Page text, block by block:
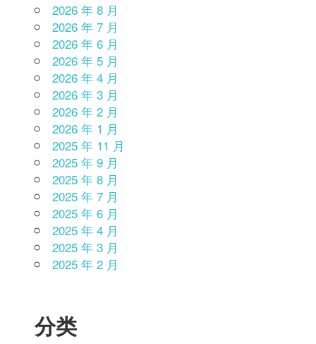
2026 年 8 月
2026 年 7 月
2026 年 6 月
2026 年 5 月
2026 年 4 月
2026 年 3 月
2026 年 2 月
2026 年 1 月
2025 年 11 月
2025 年 9 月
2025 年 8 月
2025 年 7 月
2025 年 6 月
2025 年 4 月
2025 年 3 月
2025 年 2 月
分类